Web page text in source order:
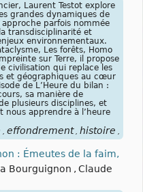
Laurent Testot explore
grandes dynamiques de
parfois nommée
transdisciplinarité et
environnementaux.
Les forêts, Homo
sur Terre, il propose
civilisation qui replace les
et géographiques au cœur
de L’Heure du bilan :
sa manière de
plusieurs disciplines, et
nous apprendre à l’heure
, effondrement , histoire ,
: Émeutes de la faim,
Bourguignon , Claude